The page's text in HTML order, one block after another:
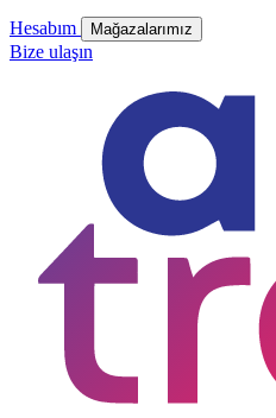
Hesabım Mağazalarımız
Bize ulaşın